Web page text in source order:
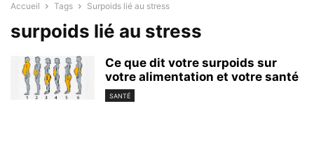
Accueil Tags Surpoids lié au stress
surpoids lié au stress
Ce que dit votre surpoids sur
votre alimentation et votre santé
SANTÉ